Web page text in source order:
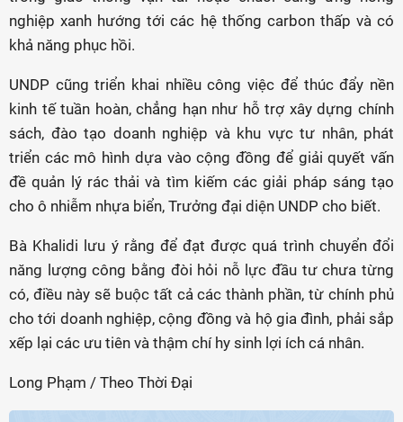
nghiệp xanh hướng tới các hệ thống carbon thấp và có
khả năng phục hồi.
UNDP cũng triển khai nhiều công việc để thúc đẩy nền
kinh tế tuần hoàn, chẳng hạn như hỗ trợ xây dựng chính
sách, đào tạo doanh nghiệp và khu vực tư nhân, phát
triển các mô hình dựa vào cộng đồng để giải quyết vấn
đề quản lý rác thải và tìm kiếm các giải pháp sáng tạo
cho ô nhiễm nhựa biển, Trưởng đại diện UNDP cho biết.
Bà Khalidi lưu ý rằng để đạt được quá trình chuyển đổi
năng lượng công bằng đòi hỏi nỗ lực đầu tư chưa từng
có, điều này sẽ buộc tất cả các thành phần, từ chính phủ
cho tới doanh nghiệp, cộng đồng và hộ gia đình, phải sắp
xếp lại các ưu tiên và thậm chí hy sinh lợi ích cá nhân.
Long Phạm / Theo Thời Đại